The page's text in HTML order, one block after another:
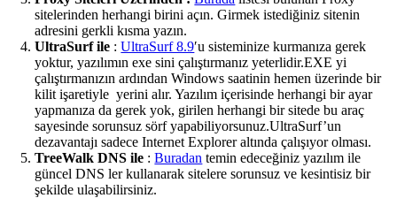
sitelerinden herhangi birini açın. Girmek istediğiniz sitenin
adresini gerkli kısma yazın.
UltraSurf ile :UltraSurf 8.9′u sisteminize kurmanıza gerek
yoktur, yazılımın exe sini çalıştırmanız yeterlidir.EXE yi
çalıştırmanızın ardından Windows saatinin hemen üzerinde bir
kilit işaretiyle yerini alır. Yazılım içerisinde herhangi bir ayar
yapmanıza da gerek yok, girilen herhangi bir sitede bu araç
sayesinde sorunsuz sörf yapabiliyorsunuz.UltraSurf’un
dezavantajı sadeceInternet Exploreraltında çalışıyor olması.
TreeWalk DNS ile :Buradan temin edeceğiniz yazılım ile
güncel DNS ler kullanaraksitelere sorunsuz ve kesintisiz bir
şekilde ulaşabilirsiniz.